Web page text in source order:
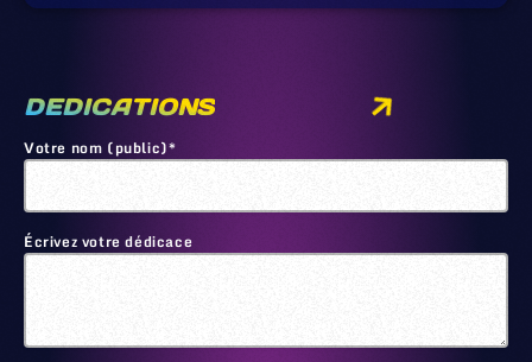
DEDICATIONS
Votre nom (public)*
Écrivez votre dédicace